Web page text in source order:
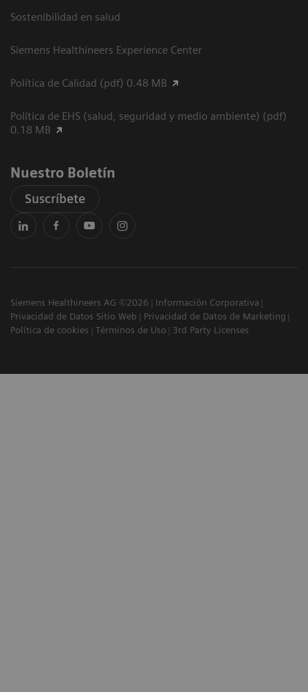
Sostenibilidad en salud
Siemens Healthineers Experience Center
Política de Calidad (pdf) 0.48 MB
Política de EHS (salud, seguridad y medio ambiente) (pdf)
0.18 MB
Nuestro Boletín
Suscríbete
Siemens Healthineers AG ©2026
Información Corporativa
Privacidad de Datos Sitio Web
Privacidad de Datos de Marketing
Política de cookies
Términos de Uso 3rd Party Licenses